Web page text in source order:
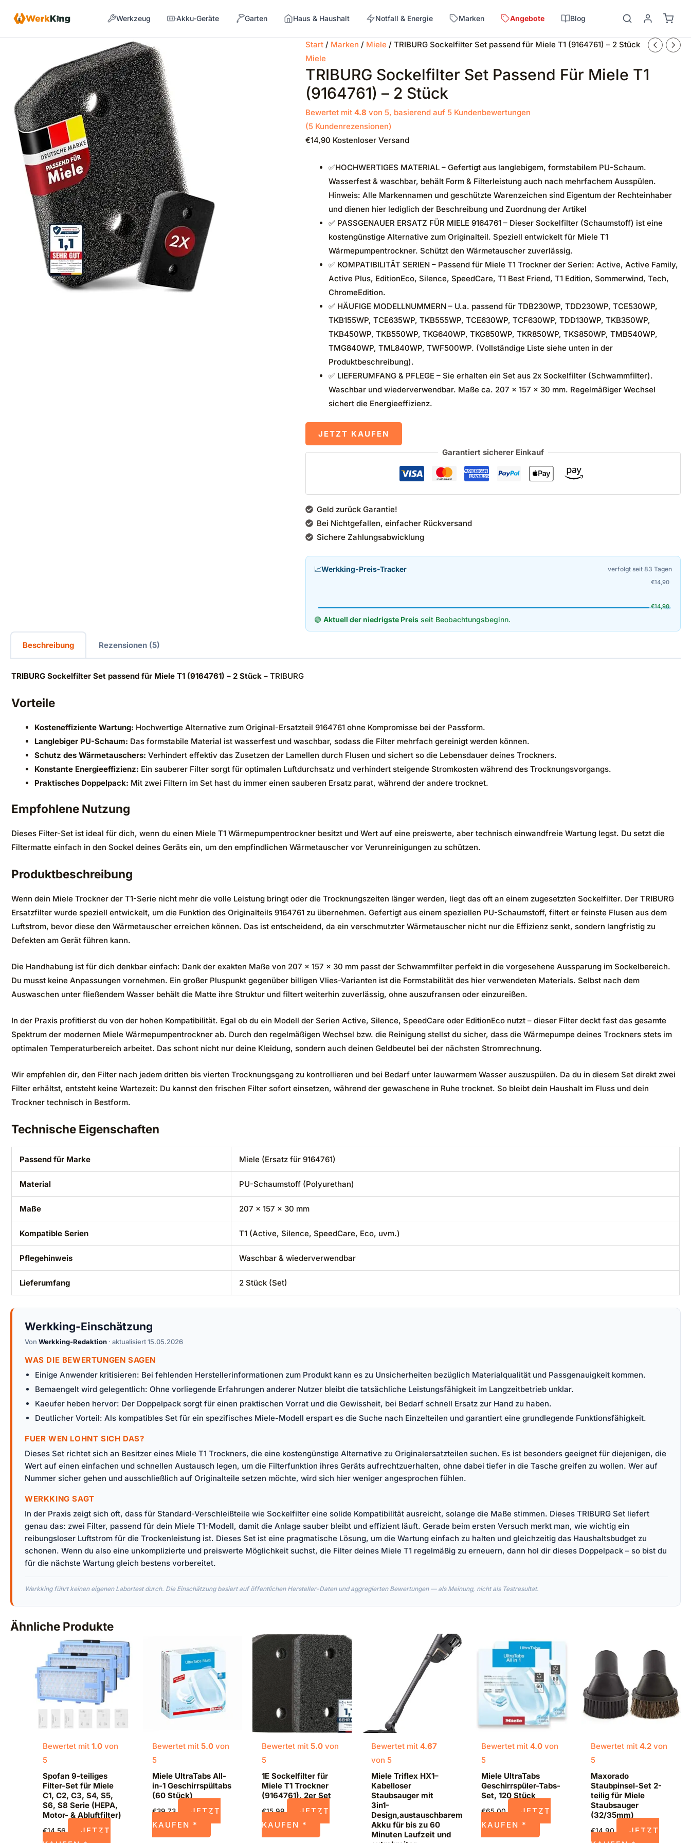
Inhalt
Werkzeug Akku-Geräte Garten Haus & Haushalt Notfall & Energie Marken Angebote Blog
Start/ Marken / Miele / TRIBURG Sockelfilter Set passend für Miele T1 (9164761) – 2 Stück
Miele
TRIBURG Sockelfilter Set Passend Für Miele T1
(9164761) – 2 Stück
Bewertet mit 4.8 von 5, basierend auf 5Kundenbewertungen
(5Kundenrezensionen)
€14,90 Kostenloser Versand
✅HOCHWERTIGES MATERIAL – Gefertigt aus langlebigem, formstabilem PU-Schaum.
Wasserfest & waschbar, behält Form & Filterleistung auch nach mehrfachem Ausspülen.
Hinweis: Alle Markennamen und geschützte Warenzeichen sind Eigentum der Rechteinhaber
und dienen hier lediglich der Beschreibung und Zuordnung der Artikel
✅ PASSGENAUER ERSATZ FÜR MIELE 9164761 – Dieser Sockelfilter (Schaumstoff) ist eine
kostengünstige Alternative zum Originalteil. Speziell entwickelt für Miele T1
Wärmepumpentrockner. Schützt den Wärmetauscher zuverlässig.
✅ KOMPATIBILITÄT SERIEN – Passend für Miele T1 Trockner der Serien: Active, Active Family,
Active Plus, EditionEco, Silence, SpeedCare, T1 Best Friend, T1 Edition, Sommerwind, Tech,
ChromeEdition.
✅ HÄUFIGE MODELLNUMMERN – U.a. passend für TDB230WP, TDD230WP, TCE530WP,
TKB155WP, TCE635WP, TKB555WP, TCE630WP, TCF630WP, TDD130WP, TKB350WP,
TKB450WP, TKB550WP, TKG640WP, TKG850WP, TKR850WP, TKS850WP, TMB540WP,
TMG840WP, TML840WP, TWF500WP. (Vollständige Liste siehe unten in der
Produktbeschreibung).
✅ LIEFERUMFANG & PFLEGE – Sie erhalten ein Set aus 2x Sockelfilter (Schwammfilter).
Waschbar und wiederverwendbar. Maße ca. 207 x 157 x 30 mm. Regelmäßiger Wechsel
sichert die Energieeffizienz.
JETZT KAUFEN
Garantiert sicherer Einkauf
Geld zurück Garantie!
Bei Nichtgefallen, einfacher Rückversand
Sichere Zahlungsabwicklung
📈Werkking-Preis-Tracker verfolgt seit 83 Tagen
€14,90
€14,90
🟢 Aktuell der niedrigste Preisseit Beobachtungsbeginn.
Beschreibung Rezensionen (5)
TRIBURG Sockelfilter Set passend für Miele T1 (9164761) – 2 Stück – TRIBURG
Vorteile
Kosteneffiziente Wartung: Hochwertige Alternative zum Original-Ersatzteil 9164761 ohne Kompromisse bei der Passform.
Langlebiger PU-Schaum: Das formstabile Material ist wasserfest und waschbar, sodass die Filter mehrfach gereinigt werden können.
Schutz des Wärmetauschers: Verhindert effektiv das Zusetzen der Lamellen durch Flusen und sichert so die Lebensdauer deines Trockners.
Konstante Energieeffizienz: Ein sauberer Filter sorgt für optimalen Luftdurchsatz und verhindert steigende Stromkosten während des Trocknungsvorgangs.
Praktisches Doppelpack: Mit zwei Filtern im Set hast du immer einen sauberen Ersatz parat, während der andere trocknet.
Empfohlene Nutzung
Dieses Filter-Set ist ideal für dich, wenn du einen Miele T1 Wärmepumpentrockner besitzt und Wert auf eine preiswerte, aber technisch einwandfreie Wartung legst. Du setzt die
Filtermatte einfach in den Sockel deines Geräts ein, um den empfindlichen Wärmetauscher vor Verunreinigungen zu schützen.
Produktbeschreibung
Wenn dein Miele Trockner der T1-Serie nicht mehr die volle Leistung bringt oder die Trocknungszeiten länger werden, liegt das oft an einem zugesetzten Sockelfilter. Der TRIBURG
Ersatzfilter wurde speziell entwickelt, um die Funktion des Originalteils 9164761 zu übernehmen. Gefertigt aus einem speziellen PU-Schaumstoff, filtert er feinste Flusen aus dem
Luftstrom, bevor diese den Wärmetauscher erreichen können. Das ist entscheidend, da ein verschmutzter Wärmetauscher nicht nur die Effizienz senkt, sondern langfristig zu
Defekten am Gerät führen kann.
Die Handhabung ist für dich denkbar einfach: Dank der exakten Maße von 207 x 157 x 30 mm passt der Schwammfilter perfekt in die vorgesehene Aussparung im Sockelbereich.
Du musst keine Anpassungen vornehmen. Ein großer Pluspunkt gegenüber billigen Vlies-Varianten ist die Formstabilität des hier verwendeten Materials. Selbst nach dem
Auswaschen unter fließendem Wasser behält die Matte ihre Struktur und filtert weiterhin zuverlässig, ohne auszufransen oder einzureißen.
In der Praxis profitierst du von der hohen Kompatibilität. Egal ob du ein Modell der Serien Active, Silence, SpeedCare oder EditionEco nutzt – dieser Filter deckt fast das gesamte
Spektrum der modernen Miele Wärmepumpentrockner ab. Durch den regelmäßigen Wechsel bzw. die Reinigung stellst du sicher, dass die Wärmepumpe deines Trockners stets im
optimalen Temperaturbereich arbeitet. Das schont nicht nur deine Kleidung, sondern auch deinen Geldbeutel bei der nächsten Stromrechnung.
Wir empfehlen dir, den Filter nach jedem dritten bis vierten Trocknungsgang zu kontrollieren und bei Bedarf unter lauwarmem Wasser auszuspülen. Da du in diesem Set direkt zwei
Filter erhältst, entsteht keine Wartezeit: Du kannst den frischen Filter sofort einsetzen, während der gewaschene in Ruhe trocknet. So bleibt dein Haushalt im Fluss und dein
Trockner technisch in Bestform.
Technische Eigenschaften
Passend für Marke Miele (Ersatz für 9164761)
Material PU-Schaumstoff (Polyurethan)
Maße 207 x 157 x 30 mm
Kompatible Serien T1 (Active, Silence, SpeedCare, Eco, uvm.)
Pflegehinweis Waschbar & wiederverwendbar
Lieferumfang 2 Stück (Set)
Werkking-Einschätzung
Von Werkking-Redaktion · aktualisiert 15.05.2026
WAS DIE BEWERTUNGEN SAGEN
Einige Anwender kritisieren: Bei fehlenden Herstellerinformationen zum Produkt kann es zu Unsicherheiten bezüglich Materialqualität und Passgenauigkeit kommen.
Bemaengelt wird gelegentlich: Ohne vorliegende Erfahrungen anderer Nutzer bleibt die tatsächliche Leistungsfähigkeit im Langzeitbetrieb unklar.
Kaeufer heben hervor: Der Doppelpack sorgt für einen praktischen Vorrat und die Gewissheit, bei Bedarf schnell Ersatz zur Hand zu haben.
Deutlicher Vorteil: Als kompatibles Set für ein spezifisches Miele-Modell erspart es die Suche nach Einzelteilen und garantiert eine grundlegende Funktionsfähigkeit.
FUER WEN LOHNT SICH DAS?
Dieses Set richtet sich an Besitzer eines Miele T1 Trockners, die eine kostengünstige Alternative zu Originalersatzteilen suchen. Es ist besonders geeignet für diejenigen, die
Wert auf einen einfachen und schnellen Austausch legen, um die Filterfunktion ihres Geräts aufrechtzuerhalten, ohne dabei tiefer in die Tasche greifen zu wollen. Wer auf
Nummer sicher gehen und ausschließlich auf Originalteile setzen möchte, wird sich hier weniger angesprochen fühlen.
WERKKING SAGT
In der Praxis zeigt sich oft, dass für Standard-Verschleißteile wie Sockelfilter eine solide Kompatibilität ausreicht, solange die Maße stimmen. Dieses TRIBURG Set liefert
genau das: zwei Filter, passend für dein Miele T1-Modell, damit die Anlage sauber bleibt und effizient läuft. Gerade beim ersten Versuch merkt man, wie wichtig ein
reibungsloser Luftstrom für die Trockenleistung ist. Dieses Set ist eine pragmatische Lösung, um die Wartung einfach zu halten und gleichzeitig das Haushaltsbudget zu
schonen. Wenn du also eine unkomplizierte und preiswerte Möglichkeit suchst, die Filter deines Miele T1 regelmäßig zu erneuern, dann hol dir dieses Doppelpack – so bist du
für die nächste Wartung gleich bestens vorbereitet.
Werkking führt keinen eigenen Labortest durch. Die Einschätzung basiert auf öffentlichen Hersteller-Daten und aggregierten Bewertungen — als Meinung, nicht als Testresultat.
Ähnliche Produkte
Bewertet mit 1.0 von
5
Spofan 9-teiliges
Filter-Set für Miele
C1, C2, C3, S4, S5,
S6, S8 Serie (HEPA,
Motor- & Abluftfilter)
€14,56
JETZT
Bewertet mit5.0 von
5
Miele UltraTabs All-
in-1 Geschirrspültabs
(60 Stück)
€39,73
JETZT
KAUFEN *
Bewertet mit5.0 von
5
1E Sockelfilter für
Miele T1 Trockner
(9164761), 2er Set
€15,99
JETZT
KAUFEN *
Bewertet mit4.67
von 5
Miele Triflex HX1–
Kabelloser
Staubsauger mit
3in1-
Design,austauschbarem
Akku für bis zu 60
Minuten Laufzeit und
Bewertet mit 4.0von
5
Miele UltraTabs
Geschirrspüler-Tabs-
Set, 120 Stück
€65,00
JETZT
KAUFEN *
Bewertet mit 4.2von
5
Maxorado
Staubpinsel-Set 2-
teilig für Miele
Staubsauger
(32/35mm)
€14,90
JETZT